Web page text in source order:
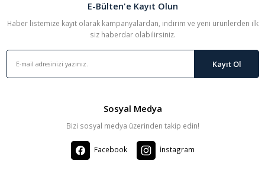
E-Bülten'e Kayıt Olun
Haber listemize kayıt olarak kampanyalardan, indirim ve yeni ürünlerden ilk
siz haberdar olabilirsiniz.
Kayıt Ol
Sosyal Medya
Bizi sosyal medya üzerinden takip edin!
Facebook İnstagram